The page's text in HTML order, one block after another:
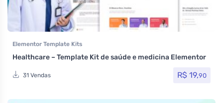
Elementor Template Kits
Healthcare – Template Kit de saúde e medicina Elementor
31 Vendas R$ 19,90